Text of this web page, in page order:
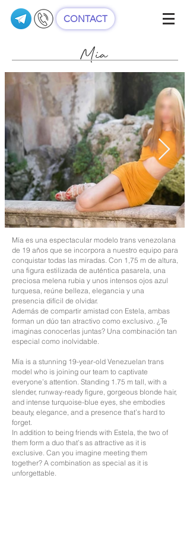
CONTACT
Mia
Mía es una espectacular modelo trans venezolana
de 19 años que se incorpora a nuestro equipo para
conquistar todas las miradas. Con 1,75 m de altura,
una figura estilizada de auténtica pasarela, una
preciosa melena rubia y unos intensos ojos azul
turquesa, reúne belleza, elegancia y una
presencia difícil de olvidar.
Además de compartir amistad con Estela, ambas
forman un dúo tan atractivo como exclusivo. ¿Te
imaginas conocerlas juntas? Una combinación tan
especial como inolvidable.
Mía is a stunning 19-year-old Venezuelan trans
model who is joining our team to captivate
everyone’s attention. Standing 1.75 m tall, with a
slender, runway-ready figure, gorgeous blonde hair,
and intense turquoise-blue eyes, she embodies
beauty, elegance, and a presence that’s hard to
forget.
In addition to being friends with Estela, the two of
them form a duo that’s as attractive as it is
exclusive. Can you imagine meeting them
together? A combination as special as it is
unforgettable.